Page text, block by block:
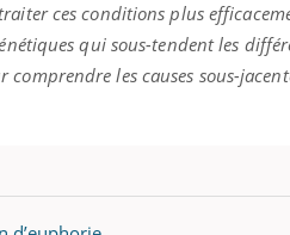
ces conditions plus
qui sous-tendent les
les causes sous-